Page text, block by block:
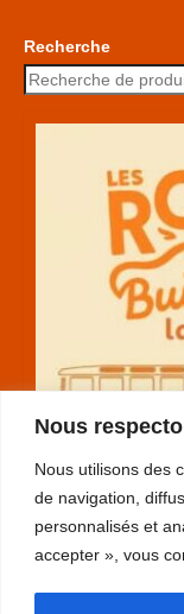
Nous
Nous utilisons des
de navigation,
personnalisés et
accepter », vous
Recherche
RGPD